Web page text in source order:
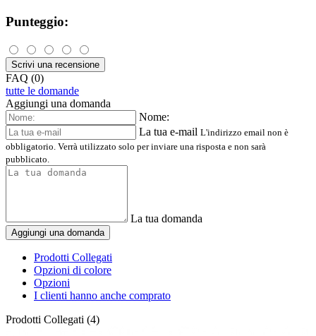
Punteggio:
Scrivi una recensione
FAQ (0)
tutte le domande
Aggiungi una domanda
Nome:
La tua e-mail L'indirizzo email non è
obbligatorio. Verrà utilizzato solo per inviare una risposta e non sarà
pubblicato.
La tua domanda
Aggiungi una domanda
Prodotti Collegati
Opzioni di colore
Opzioni
I clienti hanno anche comprato
Prodotti Collegati (4)